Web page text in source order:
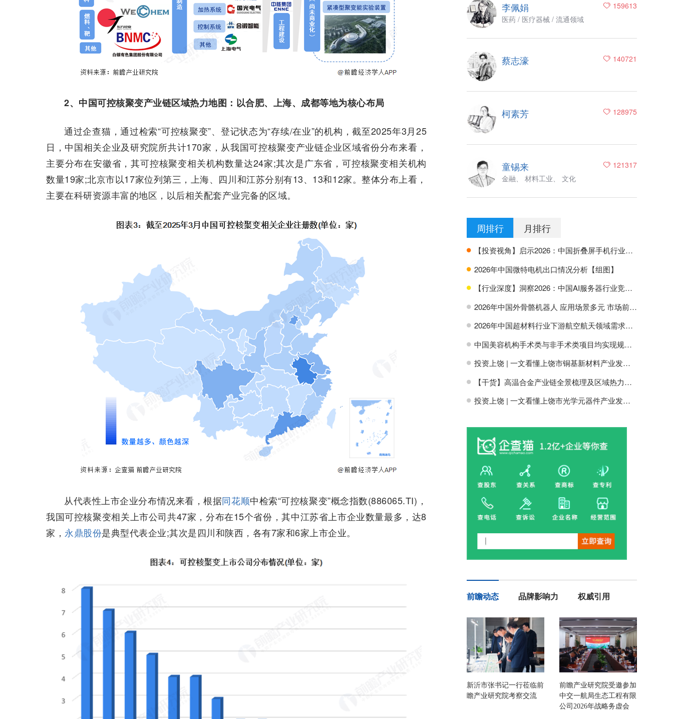
2、中国可控核聚变产业链区域热力地图：以合肥、上海、成都等地为核心布局
通过企查猫，通过检索“可控核聚变”、登记状态为“存续/在业”的机构，截至2025年3月25
日，中国相关企业及研究院所共计170家，从我国可控核聚变产业链企业区域省份分布来看，
主要分布在安徽省，其可控核聚变相关机构数量达24家;其次是广东省，可控核聚变相关机构
数量19家;北京市以17家位列第三，上海、四川和江苏分别有13、13和12家。整体分布上看，
主要在科研资源丰富的地区，以后相关配套产业完备的区域。
从代表性上市企业分布情况来看，根据同花顺中检索“可控核聚变”概念指数(886065.TI)，
我国可控核聚变相关上市公司共47家，分布在15个省份，其中江苏省上市企业数量最多，达8
家， 永鼎股份是典型代表企业;其次是四川和陕西，各有7家和6家上市企业。
159613
李佩娟
医药 / 医疗器械 / 流通领域
140721
蔡志濠
128975
柯素芳
121317
童锡来
金融、 材料工业、 文化
周排行 月排行
H 【投资视角】启示2026：中国折叠屏手机行业投融资及兼并重组分析
H 2026年中国微特电机出口情况分析【组图】
H 【行业深度】洞察2026：中国AI服务器行业竞争格局及市场份额
H 2026年中国外骨骼机器人 应用场景多元 市场前景广阔【组图】
H 2026年中国超材料行业下游航空航天领域需求分析【组图】
H 中国美容机构手术类与非手术类项目均实现规模增长【组图】
H 投资上饶 | 一文看懂上饶市铜基新材料产业发展现状与投资机会前瞻
H 【干货】高温合金产业链全景梳理及区域热力地图
H 投资上饶 | 一文看懂上饶市光学元器件产业发展现状与投资机会前瞻
前瞻动态 品牌影响力 权威引用
新沂市张书记一行莅临前
瞻产业研究院考察交流
前瞻产业研究院受邀参加
中交一航局生态工程有限
公司2026年战略务虚会